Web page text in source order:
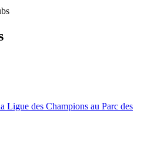
Ligue des Champions au Parc des